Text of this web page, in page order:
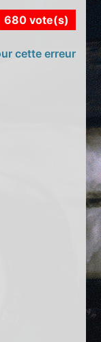
680 vote(s)
cette erreur